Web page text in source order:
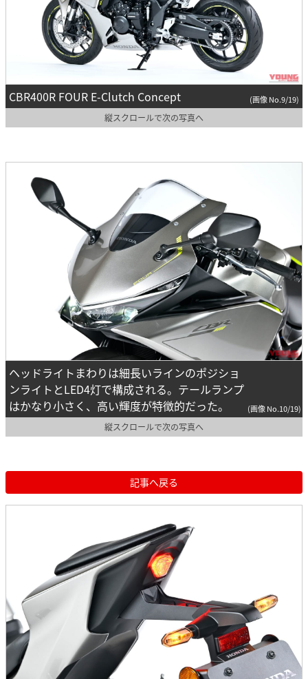
CBR400R FOUR E-Clutch Concept (画像 No.9/19)
縦スクロールで次の写真へ
ヘッドライトまわりは細長いラインのポジショ
ンライトとLED4灯で構成される。テールランプ
はかなり小さく、高い輝度が特徴的だった。
(画像 No.10/19)
縦スクロールで次の写真へ
記事へ戻る